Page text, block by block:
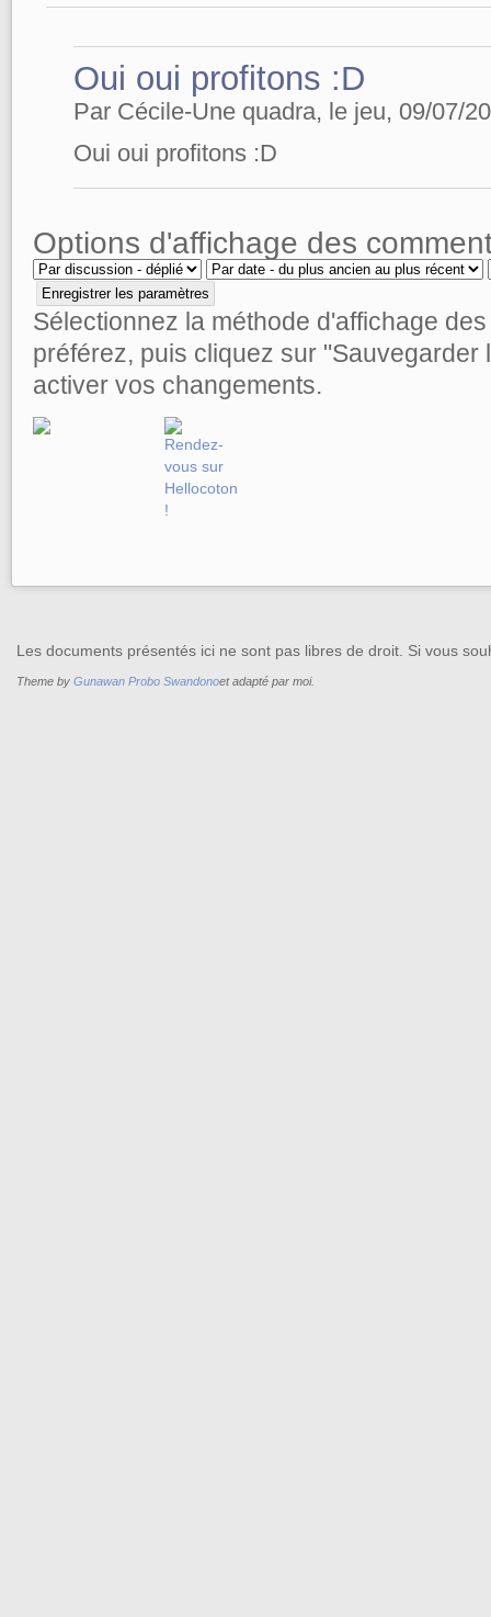
Oui oui profitons :D
Par Cécile-Une quadra, le jeu, 09/07/
Oui oui profitons :D
Options d'affichage des
Sélectionnez la méthode d'affichage
préférez, puis cliquez sur "Sauvegarder
activer vos changements.
Les documents présentés ici ne sont pas libres de droit. Si vous
Theme by Gunawan Probo Swandonoet adapté par moi.